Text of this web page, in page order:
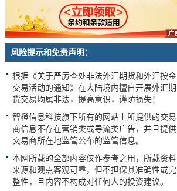
风险提示和免责声明：
根据《关于严厉查处非法外汇期货和外汇按金
交易活动的通知》在大陆境内擅自开展外汇期
货交易均属非法，提高意识，谨防损失！
智橙信息科技旗下所有的网站上所提供的交易
商信息不存在营销类或导流类广告，并且提供
交易商所在地监管公布的监管信息。
本网所载的全部内容仅作参考之用，所载资料
来源和观点客观可靠，但不担保其准确性或完
整性，且内容不构成对任何人的投资建议。